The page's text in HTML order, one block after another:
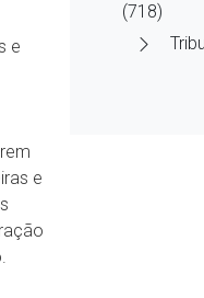
e
e
(718)